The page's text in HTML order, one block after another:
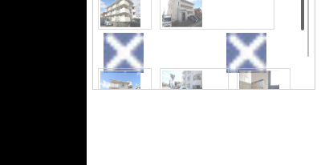
外観 エントランス